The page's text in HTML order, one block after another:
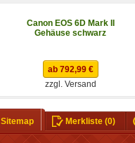
Canon EOS 6D Mark II
Gehäuse schwarz
ab 792,99 €
zzgl. Versand
Sitemap Merkliste(0)